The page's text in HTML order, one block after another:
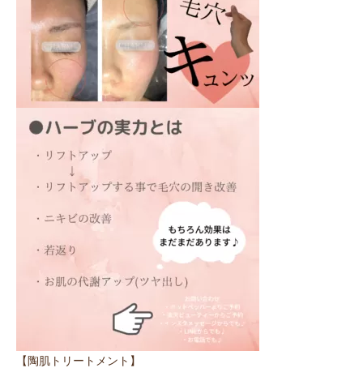
【陶肌トリートメント】